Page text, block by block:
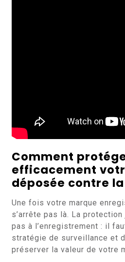
Comment
efficacement
déposée contre
Une fois votre marque
s’arrête pas là. La
pas à l’enregistrement : il
stratégie de surveillance et
préserver la valeur de votre